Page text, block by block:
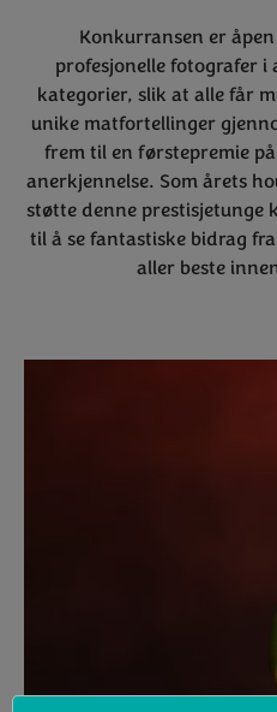
Konkurransen er
profesjonelle fotografer i
kategorier, slik at alle får
unike matfortellinger
frem til en førstepremie
anerkjennelse. Som årets
støtte denne prestisjetunge
til å se fantastiske bidrag
aller beste